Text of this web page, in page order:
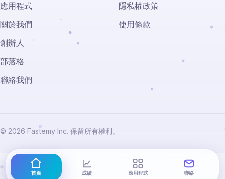
應用程式
關於我們
創辦人
部落格
聯絡我們
隱私權政策
使用條款
© 2026 Fastemy Inc. 保留所有權利。
首頁 成績 應用程式 聯絡